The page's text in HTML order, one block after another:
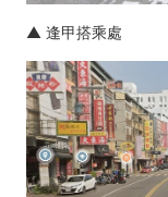
▲ 逢甲搭乘處